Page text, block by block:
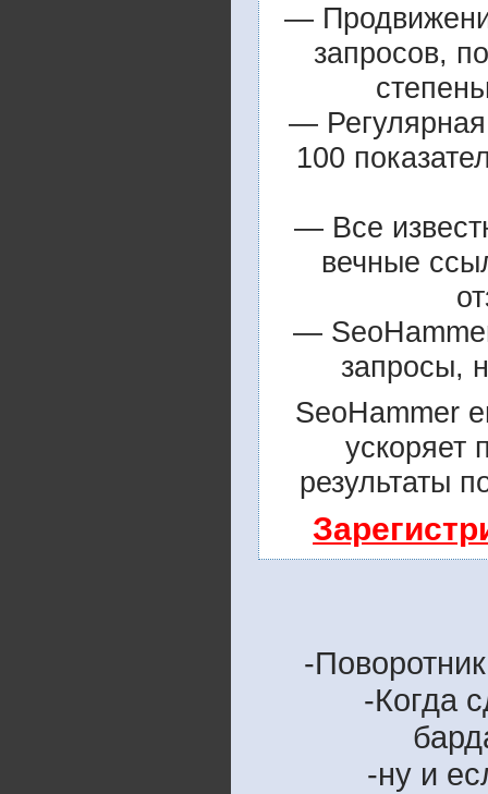
—
запросов,
— Регулярная
100
— Все
вечные
—
запросы,
SeoHammer
ускоряет
результаты
-
-Когда
-ну и